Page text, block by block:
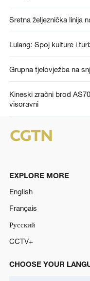
Sretna željeznička linija
Lulang: Spoj kulture i
Grupna tjelovježba na
Kineski zračni brod
visoravni
EXPLORE MORE
English
Français
Русский
CCTV+
CHOOSE YOUR